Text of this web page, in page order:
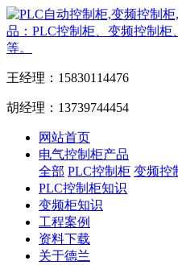
品：PLC控制柜、变频控制
等。
王经理：15830114476
胡经理：13739744454
网站首页
电气控制柜产品
全部 PLC控制柜 变频控
PLC控制柜知识
变频柜知识
工程案例
资料下载
关于德兰